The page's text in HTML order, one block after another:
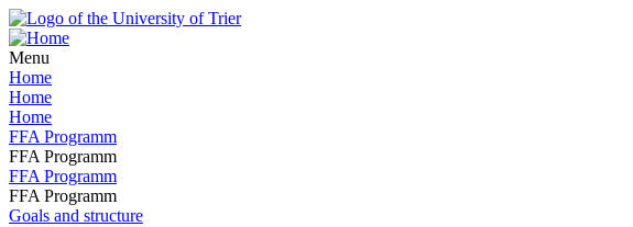
Menu
Home
Home
Home
FFA Programm
FFA Programm
FFA Programm
FFA Programm
Goals and structure